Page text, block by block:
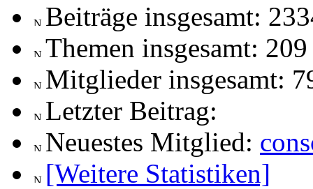
Beiträge insgesamt:
Themen insgesamt: 209
Mitglieder insgesamt:
Letzter Beitrag:
Neuestes Mitglied:
[Weitere Statistiken]